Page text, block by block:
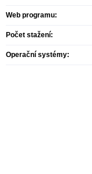
Web programu:
Počet stažení:
Operační systémy: